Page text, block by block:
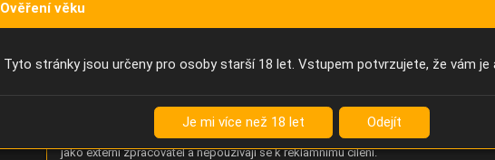
Analýza chování návštěvníků na webu (pohyb kurzoru, kliknutí, procházení
stránek a heatmapy), která provozovateli e-shopu Betelné škopek pomáhá
zlepšovat obsah a použitelnost. Data zpracovává služba Contentsquare
jako externí zpracovatel a nepoužívají se k reklamnímu cílení.
Ověření věku
Tyto stránky jsou určeny pro osoby starší 18 let. Vstupem potvrzujete, že vám je
Je mi více než 18 let Odejít